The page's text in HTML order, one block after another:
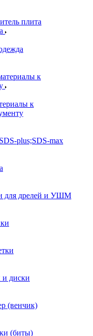
плита
к
к
plus;SDS-max
для дрелей и УШМ
и диски
(венчик)
(биты)